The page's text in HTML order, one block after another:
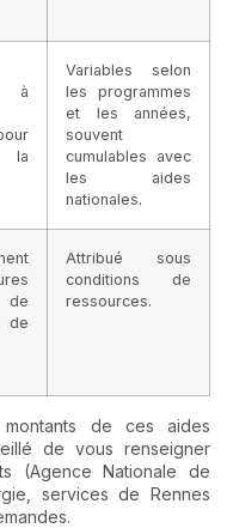
à
Variables selon
les programmes
et les années,
souvent
cumulables avec
les aides
nationales.
de
de
Attribué sous
conditions de
ressources.
de ces aides
de vous renseigner
(Agence Nationale de
services de Rennes